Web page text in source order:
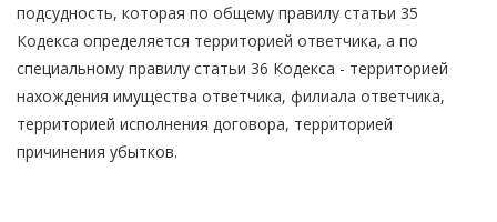
подсудность, которая по общему правилу статьи 35
Кодекса определяется территорией ответчика, а по
специальному правилу статьи 36 Кодекса - территорией
нахождения имущества ответчика, филиала ответчика,
территорией исполнения договора, территорией
причинения убытков.